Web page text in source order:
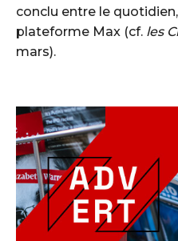
conclu entre le quotidien,
plateforme Max (cf. les
mars).